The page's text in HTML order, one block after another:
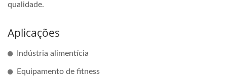
qualidade.
Aplicações
Indústria alimentícia
Equipamento de fitness